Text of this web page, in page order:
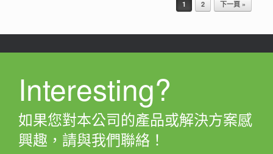
1 2 下一頁 »
Interesting?
如果您對本公司的產品或解決方案感
興趣，請與我們聯絡！